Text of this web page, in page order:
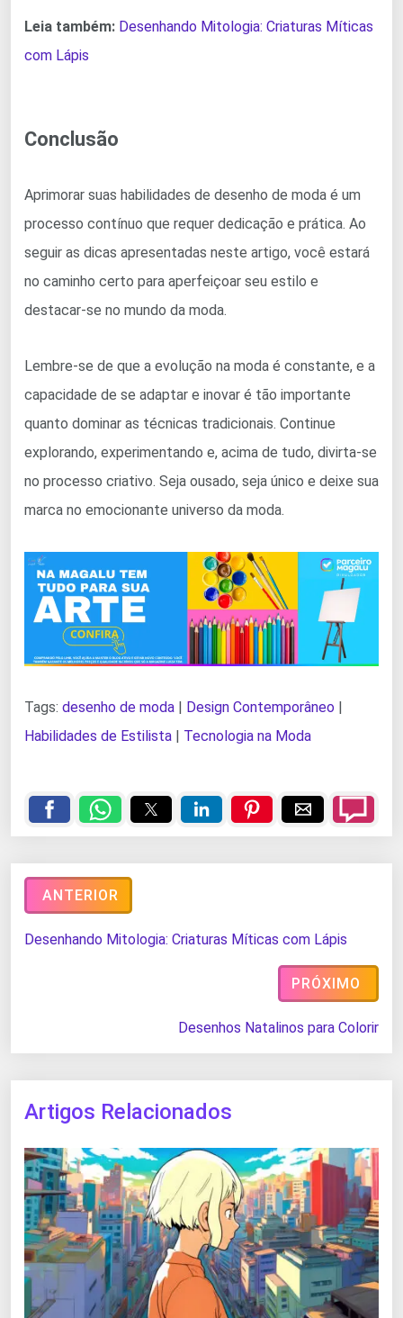
Leia também: Desenhando Mitologia: Criaturas Míticas
com Lápis
Conclusão
Aprimorar suas habilidades de desenho de moda é um
processo contínuo que requer dedicação e prática. Ao
seguir as dicas apresentadas neste artigo, você estará
no caminho certo para aperfeiçoar seu estilo e
destacar-se no mundo da moda.
Lembre-se de que a evolução na moda é constante, e a
capacidade de se adaptar e inovar é tão importante
quanto dominar as técnicas tradicionais. Continue
explorando, experimentando e, acima de tudo, divirta-se
no processo criativo. Seja ousado, seja único e deixe sua
marca no emocionante universo da moda.
Tags: desenho de moda Design Contemporâneo
Habilidades de Estilista
Tecnologia na Moda
ANTERIOR
Desenhando Mitologia: Criaturas Míticas com Lápis
PRÓXIMO
Desenhos Natalinos para Colorir
Artigos Relacionados